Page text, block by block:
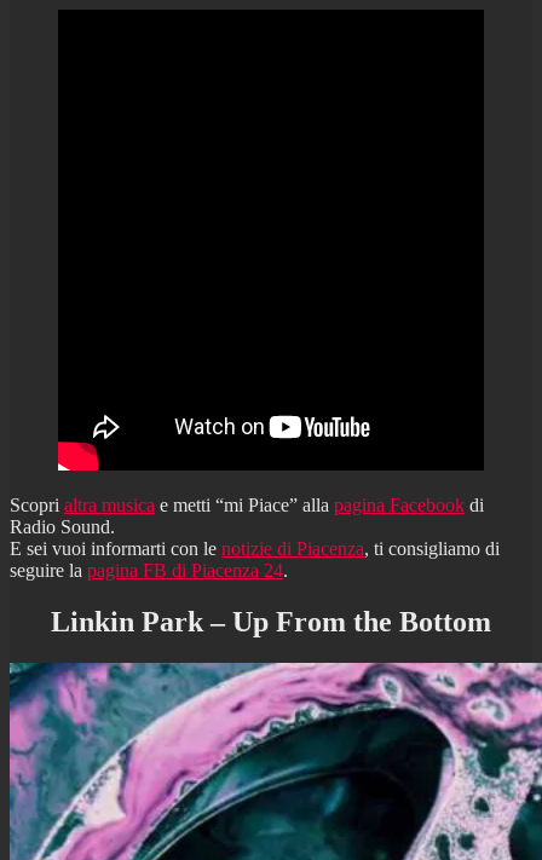
Scopri altra musica e metti “mi Piace” alla pagina Facebook di
Radio Sound.
E sei vuoi informarti con le notizie di Piacenza, ti consigliamo di
seguire la pagina FB di Piacenza 24.
Linkin Park – Up From the Bottom